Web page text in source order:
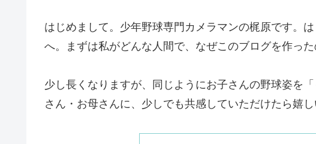
はじめまして。少年野球専門カメラマンの梶原です。
へ。まずは私がどんな人間で、なぜこのブログを作った
少し長くなりますが、同じようにお子さんの野球姿を
さん・お母さんに、少しでも共感していただけたら嬉し